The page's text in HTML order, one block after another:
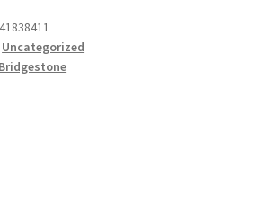
Uncategorized
Bridgestone